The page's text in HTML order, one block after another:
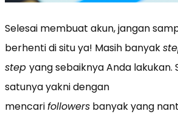
Selesai membuat akun, jangan
berhenti di situ ya! Masih banyak
step yang sebaiknya Anda lakukan.
satunya yakni dengan
mencarifollowers banyak yang